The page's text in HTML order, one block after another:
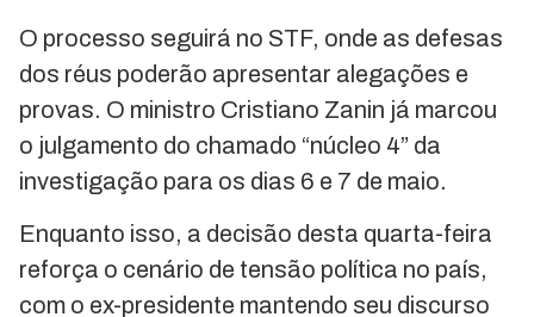
O processo seguirá no STF, onde as defesas
dos réus poderão apresentar alegações e
provas. O ministro Cristiano Zanin já marcou
o julgamento do chamado “núcleo 4” da
investigação para os dias 6 e 7 de maio.
Enquanto isso, a decisão desta quarta-feira
reforça o cenário de tensão política no país,
com o ex-presidente mantendo seu discurso